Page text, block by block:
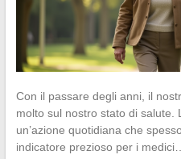
Con il passare degli anni, il
molto sul nostro stato di salute.
un’azione quotidiana che
indicatore prezioso per i medici…